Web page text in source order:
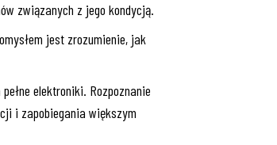
związanych z jego kondycją.
jest zrozumienie, jak
elektroniki. Rozpoznanie
i zapobiegania większym